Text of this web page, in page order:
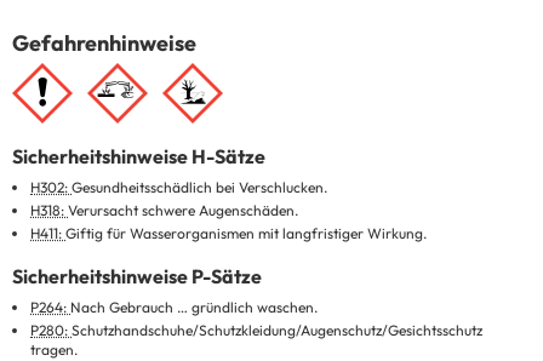
Gefahrenhinweise
Sicherheitshinweise H-Sätze
H302: Gesundheitsschädlich bei Verschlucken.
H318: Verursacht schwere Augenschäden.
H411: Giftig für Wasserorganismen mit langfristiger Wirkung.
Sicherheitshinweise P-Sätze
P264: Nach Gebrauch … gründlich waschen.
P280: Schutzhandschuhe/Schutzkleidung/Augenschutz/Gesichtsschutz
tragen.